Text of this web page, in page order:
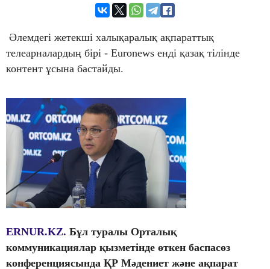
​ ​Әлемдегі жетекші халықаралық ақпараттық
телеарналардың бірі - Euronews енді қазақ тілінде
контент ұсына бастайды.
ERNUR.KZ. Бұл туралы Орталық
коммуникациялар қызметінде өткен баспасөз
конференциясында ҚР Мәдениет және ақпарат